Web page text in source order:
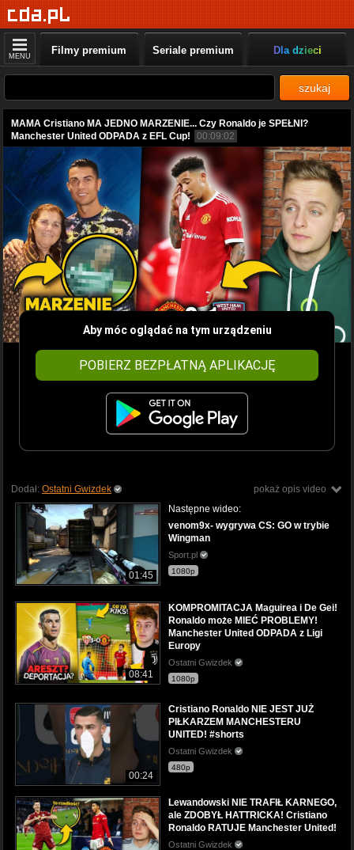
MENU Filmy premium Seriale premium Dla dzieci
szukaj
MAMA Cristiano MA JEDNO MARZENIE... Czy Ronaldo je SPEŁNI?
Manchester United ODPADA z EFL Cup!
00:09:02
Aby móc oglądać na tym urządzeniu
POBIERZ BEZPŁATNĄ APLIKACJĘ
pokaż opis video
Dodał: Ostatni Gwizdek
01:45
Następne wideo:
venom9x- wygrywa CS: GO w trybie
Wingman
Sport.pl
1080p
08:41
KOMPROMITACJA Maguirea i De Gei!
Ronaldo może MIEĆ PROBLEMY!
Manchester United ODPADA z Ligi
Europy
Ostatni Gwizdek
1080p
00:24
Cristiano Ronaldo NIE JEST JUŻ
PIŁKARZEM MANCHESTERU
UNITED! #shorts
Ostatni Gwizdek
480p
Lewandowski NIE TRAFIŁ KARNEGO,
ale ZDOBYŁ HATTRICKA! Cristiano
Ronaldo RATUJE Manchester United!
Ostatni Gwizdek